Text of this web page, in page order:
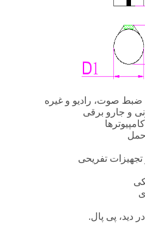
و جارو برقی
حمل
تجهیزات تفریحی